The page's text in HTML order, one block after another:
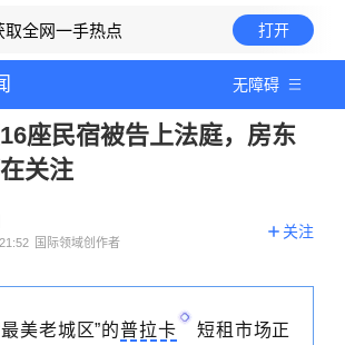
取全网一手热点 打开
无障碍
座民宿被告上法庭，房东
关注
国际领域创作者
关注
美老城区”的普拉卡
短租市场正